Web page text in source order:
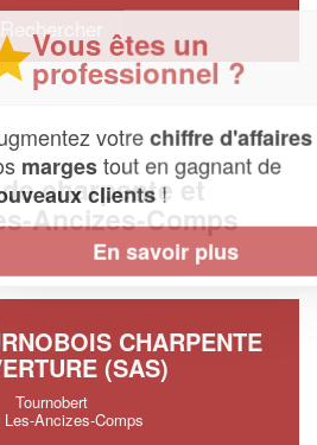
charpente et
Ancizes-Comps
CHARPENTE
(SAS)
Tournobert
Les-Ancizes-Comps
êtes un
?
votrechiffre d'affaireset
tout en gagnant de
clients!
En savoir plus